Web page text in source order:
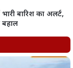
बारिश का अलर्ट,
बहाल